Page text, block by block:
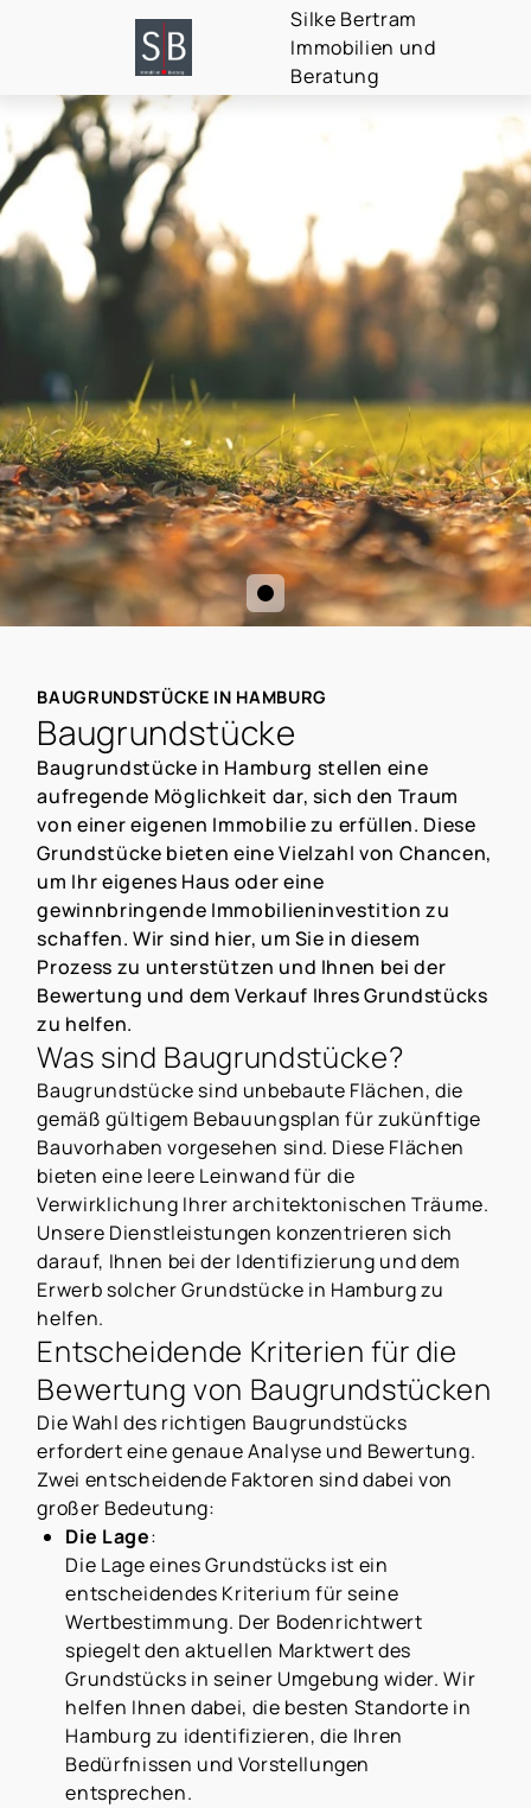
Silke Bertram
Immobilien und
Beratung
BAUGRUNDSTÜCKE IN HAMBURG
Baugrundstücke
Baugrundstücke in Hamburg stellen eine
aufregende Möglichkeit dar, sich den Traum
von einer eigenen Immobilie zu erfüllen. Diese
Grundstücke bieten eine Vielzahl von Chancen,
um Ihr eigenes Haus oder eine
gewinnbringende Immobilieninvestition zu
schaffen. Wir sind hier, um Sie in diesem
Prozess zu unterstützen und Ihnen bei der
Bewertung und dem Verkauf Ihres Grundstücks
zu helfen.
Was sind Baugrundstücke?
Baugrundstücke sind unbebaute Flächen, die
gemäß gültigem Bebauungsplan für zukünftige
Bauvorhaben vorgesehen sind. Diese Flächen
bieten eine leere Leinwand für die
Verwirklichung Ihrer architektonischen Träume.
Unsere Dienstleistungen konzentrieren sich
darauf, Ihnen bei der Identifizierung und dem
Erwerb solcher Grundstücke in Hamburg zu
helfen.
Entscheidende Kriterien für die
Bewertung von Baugrundstücken
Die Wahl des richtigen Baugrundstücks
erfordert eine genaue Analyse und Bewertung.
Zwei entscheidende Faktoren sind dabei von
großer Bedeutung:
Die Lage:
Die Lage eines Grundstücks ist ein
entscheidendes Kriterium für seine
Wertbestimmung. Der Bodenrichtwert
spiegelt den aktuellen Marktwert des
Grundstücks in seiner Umgebung wider. Wir
helfen Ihnen dabei, die besten Standorte in
Hamburg zu identifizieren, die Ihren
Bedürfnissen und Vorstellungen
entsprechen.